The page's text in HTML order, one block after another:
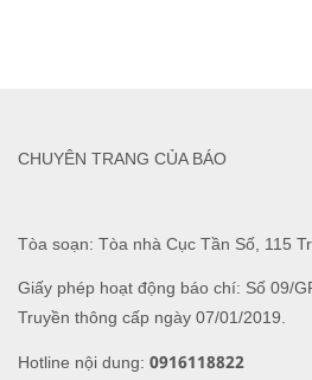
Tòa soạn: Tòa nhà Cục Tần Số, 115
Giấy phép hoạt động báo chí: Số 09/
Truyền thông cấp ngày 07/01/2019.
Hotline nội dung: 0916118822
CHUYÊN TRANG CỦA BÁO